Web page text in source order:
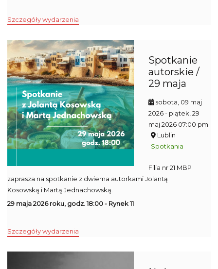
Szczegóły wydarzenia
Spotkanie
autorskie /
29 maja
sobota, 09 maj
2026- piątek, 29
maj 2026 07:00 pm
Lublin
Spotkania
Filia nr 21 MBP
zaprasza na spotkanie z dwiema autorkami Jolantą
Kosowską i Martą Jednachowską.
29 maja 2026 roku, godz. 18:00 - Rynek 11
Szczegóły wydarzenia